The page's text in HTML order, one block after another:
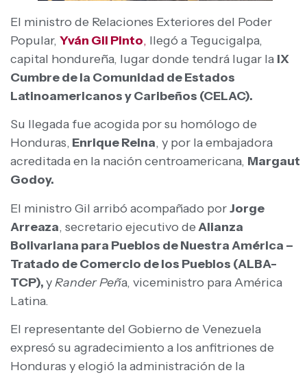
El ministro de Relaciones Exteriores del Poder
Popular, Yván Gil Pinto, llegó a Tegucigalpa,
capital hondureña, lugar donde tendrá lugar la IX
Cumbre de la Comunidad de Estados
Latinoamericanos y Caribeños (CELAC).
Su llegada fue acogida por su homólogo de
Honduras, Enrique Reina, y por la embajadora
acreditada en la nación centroamericana, Margaut
Godoy.
El ministro Gil arribó acompañado porJorge
Arreaza, secretario ejecutivo deAlianza
Bolivariana para Pueblos de Nuestra América –
Tratado de Comercio de los Pueblos (ALBA-
TCP),yRander Peña, viceministro para América
Latina.
El representante del Gobierno de Venezuela
expresó su agradecimiento a los anfitriones de
Honduras y elogió la administración de la